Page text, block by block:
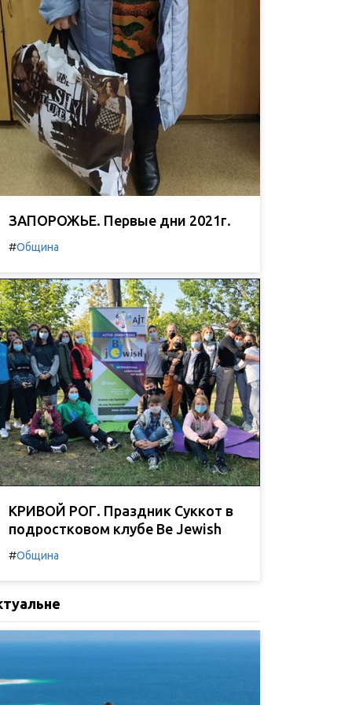
ЗАПОРОЖЬЕ. Первые дни 2021г.
#Община
КРИВОЙ РОГ. Праздник Суккот в
подростковом клубе Be Jewish
#Община